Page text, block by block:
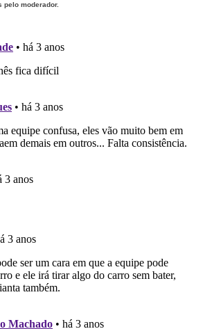
pelo moderador.